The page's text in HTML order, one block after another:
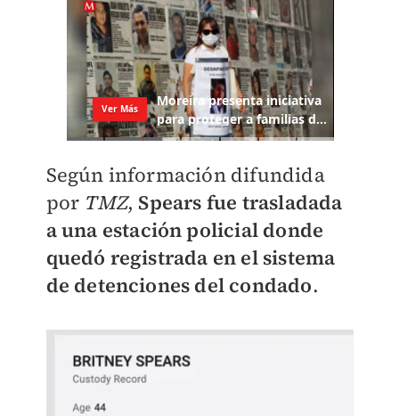
Según información difundida
por TMZ, Spears fue trasladada
a una estación policial donde
quedó registrada en el sistema
de detenciones del condado.